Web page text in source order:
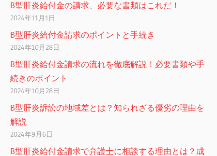
B型肝炎給付金の請求、必要な書類はこれだ！
2024年11月1日
B型肝炎給付金請求のポイントと手続き
2024年10月28日
B型肝炎給付金請求の流れを徹底解説！必要書類や手
続きのポイント
2024年10月28日
B型肝炎訴訟の地域差とは？知られざる優劣の理由を
解説
2024年9月6日
B型肝炎給付金請求で弁護士に相談する理由とは？成